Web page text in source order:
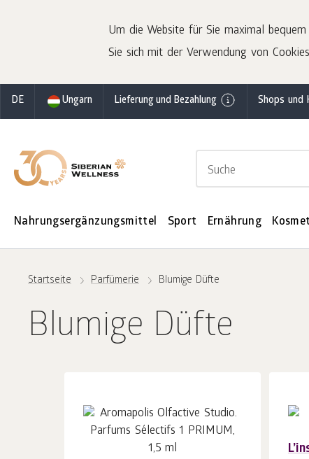
Um die Website für Sie maximal
Sie sich mit der Verwendung von
DE Ungarn Lieferung und Bezahlung Shops und
Nahrungsergänzungsmittel Sport Ernährung
Startseite Parfümerie Blumige Düfte
Blumige Düfte